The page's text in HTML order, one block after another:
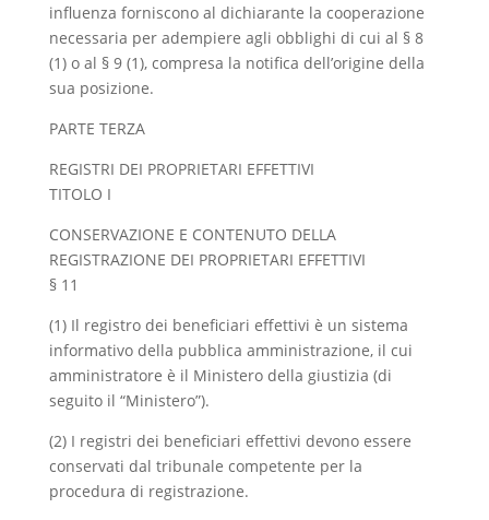
influenza forniscono al dichiarante la cooperazione
necessaria per adempiere agli obblighi di cui al § 8
(1) o al § 9 (1), compresa la notifica dell’origine della
sua posizione.
PARTE TERZA
REGISTRI DEI PROPRIETARI EFFETTIVI
TITOLO I
CONSERVAZIONE E CONTENUTO DELLA
REGISTRAZIONE DEI PROPRIETARI EFFETTIVI
§ 11
(1) Il registro dei beneficiari effettivi è un sistema
informativo della pubblica amministrazione, il cui
amministratore è il Ministero della giustizia (di
seguito il “Ministero”).
(2) I registri dei beneficiari effettivi devono essere
conservati dal tribunale competente per la
procedura di registrazione.